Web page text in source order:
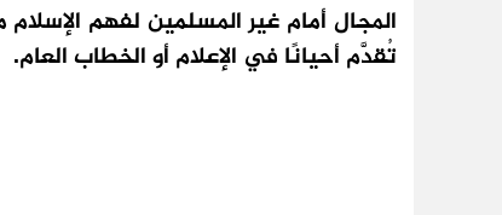
المجال أمام غير المسلمين لفهم
تُقدَّم أحيانًا في الإعلام أو الخطاب العام.